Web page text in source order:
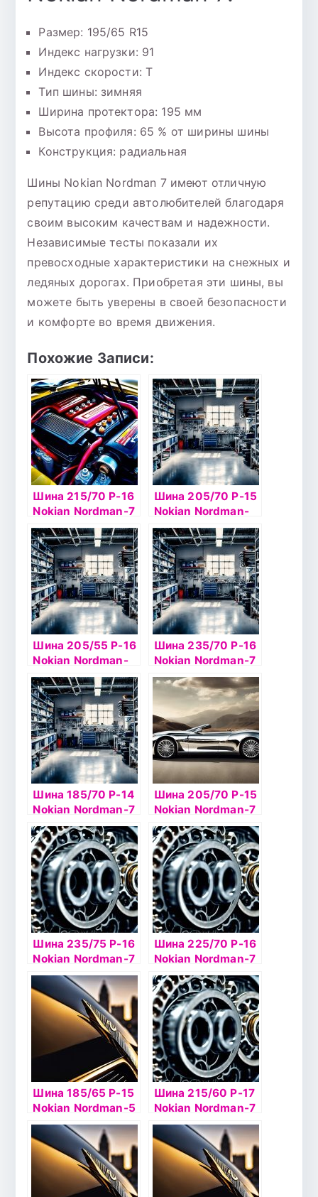
Размер: 195/65 R15
Индекс нагрузки: 91
Индекс скорости: T
Тип шины: зимняя
Ширина протектора: 195 мм
Высота профиля: 65 % от ширины шины
Конструкция: радиальная
Шины Nokian Nordman 7 имеют отличную
репутацию среди автолюбителей благодаря
своим высоким качествам и надежности.
Независимые тесты показали их
превосходные характеристики на снежных и
ледяных дорогах. Приобретая эти шины, вы
можете быть уверены в своей безопасности
и комфорте во время движения.
Похожие Записи:
Шина 215/70 Р-16
Nokian Nordman-7
SUV 100T б/к ш
Шина 205/70 Р-15
Nokian Nordman-
RS2 100R б/к
Шина 205/55 Р-16
Nokian Nordman-
RS2 94R б/к
Шина 235/70 Р-16
Nokian Nordman-7
SUV 106T б/к ш
Шина 185/70 Р-14
Nokian Nordman-7
92T б/к шип
Шина 205/70 Р-15
Nokian Nordman-7
SUV 100T б/к ш
Шина 235/75 Р-16
Nokian Nordman-7
SUV 108T б/к ш
Шина 225/70 Р-16
Nokian Nordman-7
SUV 107T б/к ш
Шина 185/65 Р-15
Nokian Nordman-5
92T б/к шип
Шина 215/60 Р-17
Nokian Nordman-7
SUV 100T б/к ш